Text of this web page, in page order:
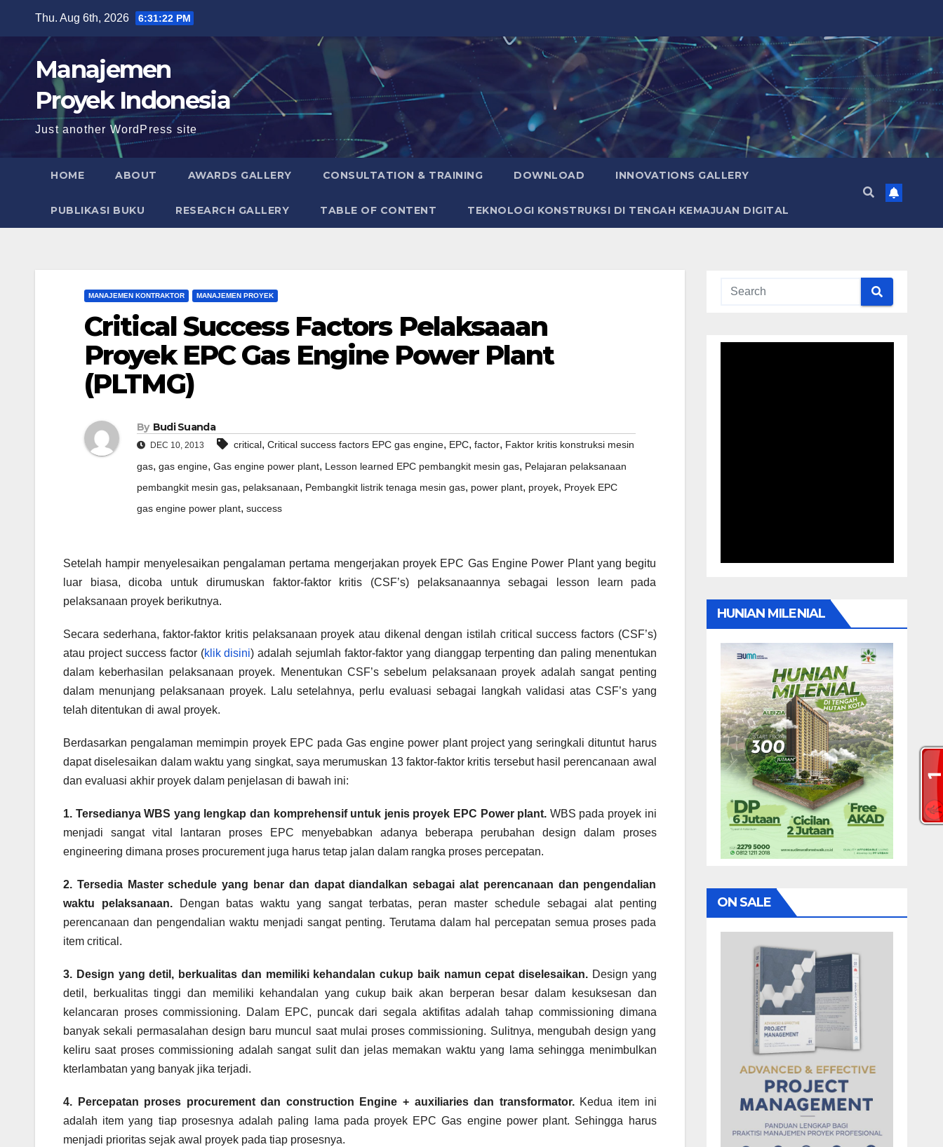
content
Thu. Aug 6th, 2026 6:31:23 PM
Manajemen
Proyek Indonesia
Just another WordPress site
HOME ABOUT AWARDS GALLERY CONSULTATION & TRAINING DOWNLOAD INNOVATIONS GALLERY
PUBLIKASI BUKU RESEARCH GALLERY TABLE OF CONTENT TEKNOLOGI KONSTRUKSI DI TENGAH KEMAJUAN DIGITAL
MANAJEMEN KONTRAKTOR MANAJEMEN PROYEK
Critical Success Factors Pelaksaaan
Proyek EPC Gas Engine Power Plant
(PLTMG)
By Budi Suanda
DEC 10, 2013 critical, Critical success factors EPC gas engine, EPC, factor, Faktor kritis konstruksi mesin
gas, gas engine, Gas engine power plant, Lesson learned EPC pembangkit mesin gas, Pelajaran pelaksanaan
pembangkit mesin gas, pelaksanaan, Pembangkit listrik tenaga mesin gas, power plant, proyek, Proyek EPC
gas engine power plant, success
Setelah hampir menyelesaikan pengalaman pertama mengerjakan proyek EPC Gas Engine Power Plant yang begitu
luar biasa, dicoba untuk dirumuskan faktor-faktor kritis (CSF’s) pelaksanaannya sebagai lesson learn pada
pelaksanaan proyek berikutnya.
Secara sederhana, faktor-faktor kritis pelaksanaan proyek atau dikenal dengan istilah critical success factors (CSF’s)
atau project success factor (klik disini) adalah sejumlah faktor-faktor yang dianggap terpenting dan paling menentukan
dalam keberhasilan pelaksanaan proyek. Menentukan CSF’s sebelum pelaksanaan proyek adalah sangat penting
dalam menunjang pelaksanaan proyek. Lalu setelahnya, perlu evaluasi sebagai langkah validasi atas CSF’s yang
telah ditentukan di awal proyek.
Berdasarkan pengalaman memimpin proyek EPC pada Gas engine power plant project yang seringkali dituntut harus
dapat diselesaikan dalam waktu yang singkat, saya merumuskan 13 faktor-faktor kritis tersebut hasil perencanaan awal
dan evaluasi akhir proyek dalam penjelasan di bawah ini:
1. Tersedianya WBS yang lengkap dan komprehensif untuk jenis proyek EPC Power plant. WBS pada proyek ini
menjadi sangat vital lantaran proses EPC menyebabkan adanya beberapa perubahan design dalam proses
engineering dimana proses procurement juga harus tetap jalan dalam rangka proses percepatan.
2. Tersedia Master schedule yang benar dan dapat diandalkan sebagai alat perencanaan dan pengendalian
waktu pelaksanaan.Dengan batas waktu yang sangat terbatas, peran master schedule sebagai alat penting
perencanaan dan pengendalian waktu menjadi sangat penting. Terutama dalam hal percepatan semua proses pada
item critical.
3. Design yang detil, berkualitas dan memiliki kehandalan cukup baik namun cepat diselesaikan. Design yang
detil, berkualitas tinggi dan memiliki kehandalan yang cukup baik akan berperan besar dalam kesuksesan dan
kelancaran proses commissioning. Dalam EPC, puncak dari segala aktifitas adalah tahap commissioning dimana
banyak sekali permasalahan design baru muncul saat mulai proses commissioning. Sulitnya, mengubah design yang
keliru saat proses commissioning adalah sangat sulit dan jelas memakan waktu yang lama sehingga menimbulkan
kterlambatan yang banyak jika terjadi.
4. Percepatan proses procurement dan construction Engine + auxiliaries dan transformator. Kedua item ini
adalah item yang tiap prosesnya adalah paling lama pada proyek EPC Gas engine power plant. Sehingga harus
menjadi prioritas sejak awal proyek pada tiap prosesnya.
HUNIAN MILENIAL
ON SALE